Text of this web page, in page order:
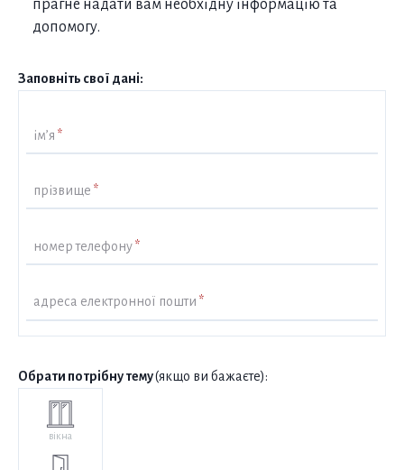
прагне надати вам необхідну інформацію та
допомогу.
Заповніть свої дані:
ім’я *
прізвище *
номер телефону*
адреса електронної пошти *
Обрати потрібну тему(якщо ви бажаєте):
вікна